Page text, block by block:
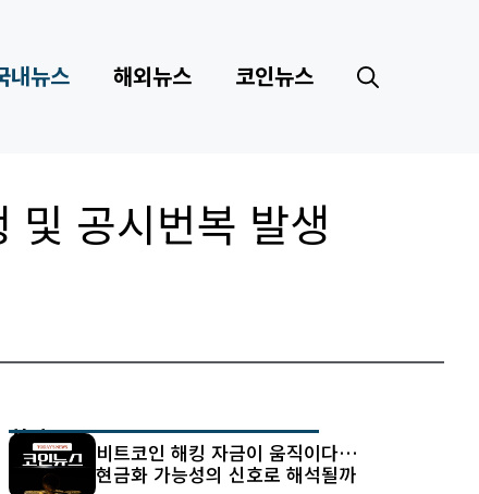
내뉴스 해외뉴스 코인뉴스
및 공시번복 발생
최신 글
비트코인 해킹 자금이 움직이다…
현금화 가능성의 신호로 해석될까